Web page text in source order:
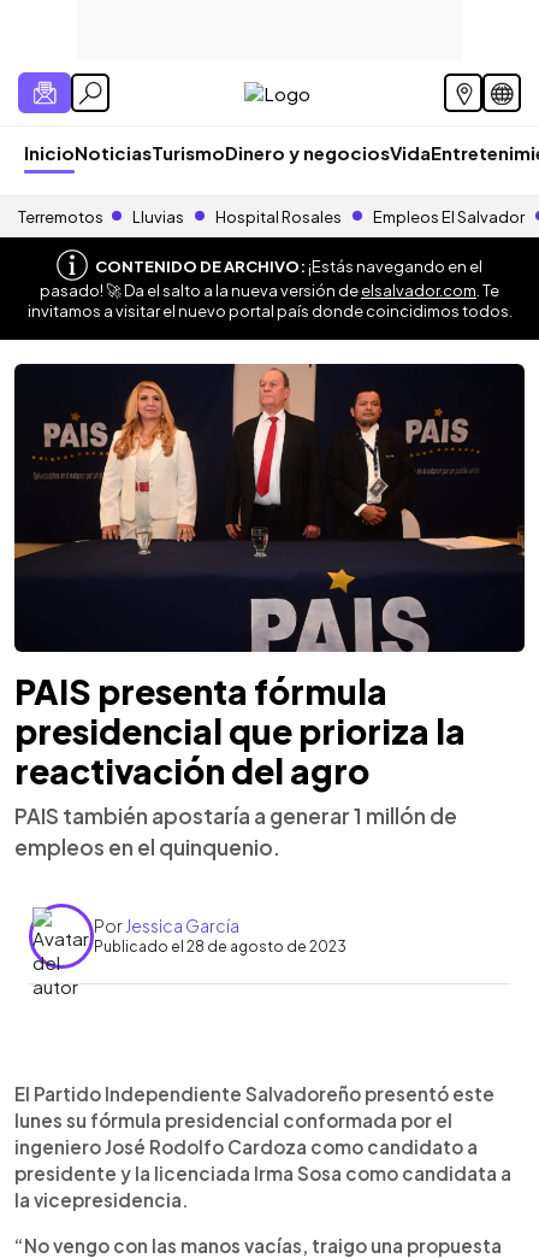
InicioNoticiasTurismoDinero y negociosVida
Terremotos Lluvias Hospital Rosales Empleos El Salvador
CONTENIDO DE ARCHIVO:¡Estás navegando en el
pasado! 🚀 Da el salto a la nueva versión deelsalvador.com . Te
invitamos a visitar el nuevo portal país donde coincidimos todos.
PAIS presenta fórmula
presidencial que prioriza la
reactivación del agro
PAIS también apostaría a generar 1 millón de
empleos en el quinquenio.
Por Jessica García
Publicado el 28 de agosto de 2023
► Escuchar artículo
El Partido Independiente Salvadoreño presentó este
lunes su fórmula presidencial conformada por el
ingeniero José Rodolfo Cardoza como candidato a
presidente y la licenciada Irma Sosa como candidata a
la vicepresidencia.
“No vengo con las manos vacías, traigo una propuesta